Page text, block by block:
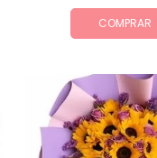
COMPRAR